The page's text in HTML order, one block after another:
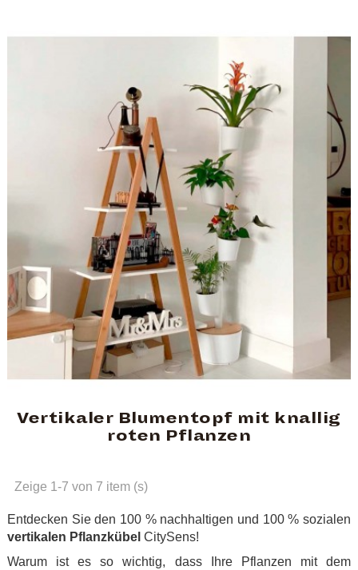
Vertikaler Blumentopf mit knallig
roten Pflanzen
Zeige 1-7 von 7 item (s)
Entdecken Sie den 100 % nachhaltigen und 100 % sozialen
vertikalen Pflanzkübel CitySens!
Warum ist es so wichtig, dass Ihre Pflanzen mit dem